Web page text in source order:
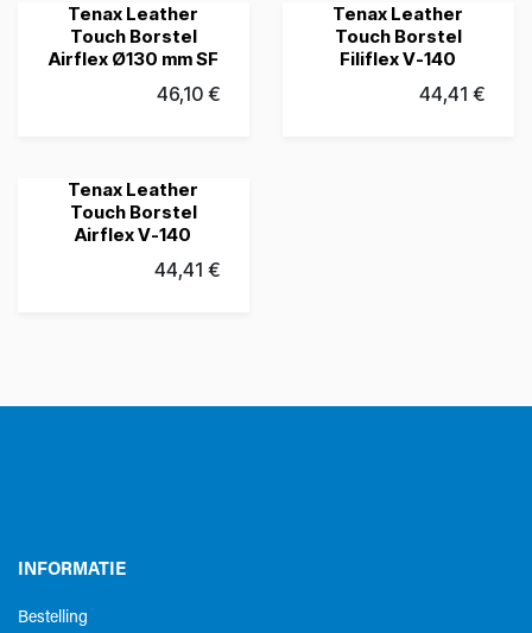
Tenax Leather
Touch Borstel
Airflex Ø130 mm SF
46,10€
Tenax Leather
Touch Borstel
Filiflex V-140
44,41 €
Tenax Leather
Touch Borstel
Airflex V-140
44,41 €
INFORMATIE
Bestelling